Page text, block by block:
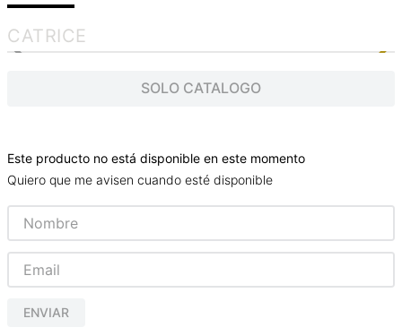
CATRICE
SOLO CATALOGO
Este producto no está disponible en este momento
Quiero que me avisen cuando esté disponible
ENVIAR